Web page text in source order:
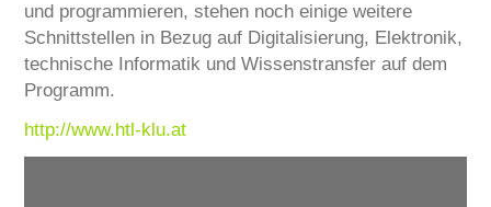
und programmieren, stehen noch einige weitere
Schnittstellen in Bezug auf Digitalisierung, Elektronik,
technische Informatik und Wissenstransfer auf dem
Programm.
http://www.htl-klu.at